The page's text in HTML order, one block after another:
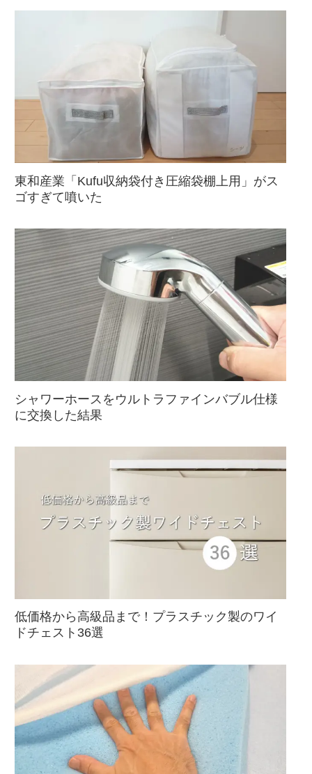
東和産業「Kufu収納袋付き圧縮袋棚上用」がス
ゴすぎて噴いた
シャワーホースをウルトラファインバブル仕様
に交換した結果
低価格から高級品まで！プラスチック製のワイ
ドチェスト36選